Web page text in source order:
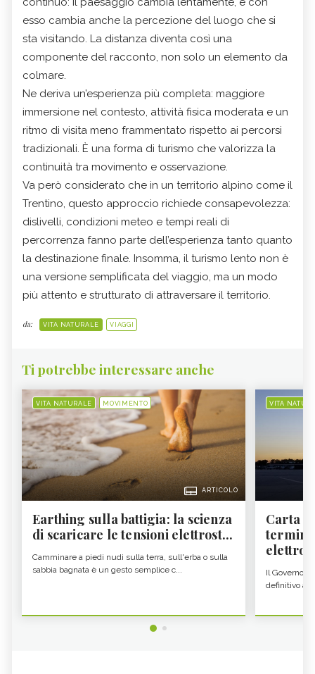
esso cambia anche la percezione del luogo che si
sta visitando. La distanza diventa così una
componente del racconto, non solo un elemento da
colmare.
Ne deriva un’esperienza più completa: maggiore
immersione nel contesto, attività fisica moderata e un
ritmo di visita meno frammentato rispetto ai percorsi
tradizionali. È una forma di turismo che valorizza la
continuità tra movimento e osservazione.
Va però considerato che in un territorio alpino come il
Trentino, questo approccio richiede consapevolezza:
dislivelli, condizioni meteo e tempi reali di
percorrenza fanno parte dell’esperienza tanto quanto
la destinazione finale. Insomma, il turismo lento non è
una versione semplificata del viaggio, ma un modo
più attento e strutturato di attraversare il territorio.
da: VITA NATURALE VIAGGI
Ti potrebbe interessare anche
VITA NATURALE MOVIMENTO
ARTICOLO
Earthing sulla battigia: la scienza
di scaricare le tensioni elettrost...
Camminare a piedi nudi sulla terra, sull'erba o sulla
sabbia bagnata è un gesto semplice c...
VITA
Carta
Il Governo
definitivo